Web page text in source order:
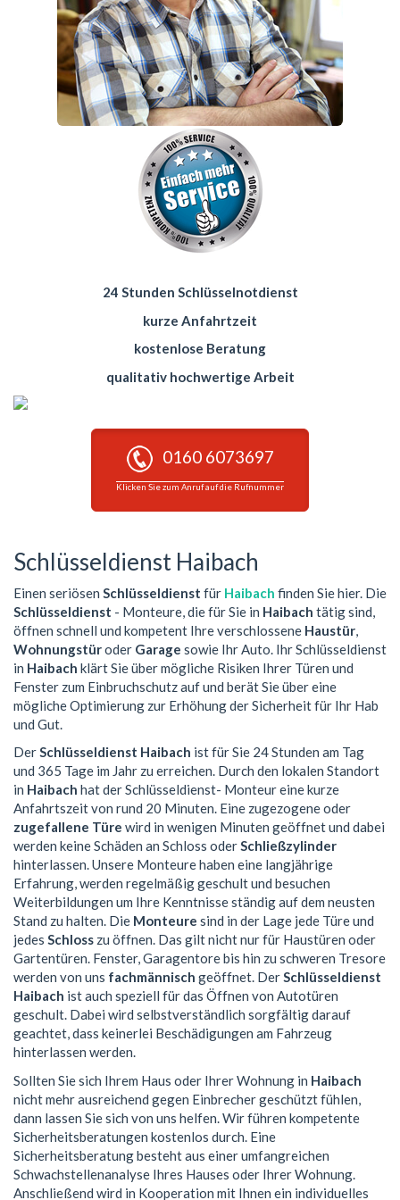
24 Stunden Schlüsselnotdienst
kurze Anfahrtzeit
kostenlose Beratung
qualitativ hochwertige Arbeit
0160 6073697
Klicken Sie zum Anruf auf die Rufnummer
Schlüsseldienst Haibach
Einen seriösen Schlüsseldienst für Haibach finden Sie hier. Die
Schlüsseldienst - Monteure, die für Sie in Haibach tätig sind,
öffnen schnell und kompetent Ihre verschlossene Haustür,
Wohnungstüroder Garage sowie Ihr Auto. Ihr Schlüsseldienst
in Haibach klärt Sie über mögliche Risiken Ihrer Türen und
Fenster zum Einbruchschutz auf und berät Sie über eine
mögliche Optimierung zur Erhöhung der Sicherheit für Ihr Hab
und Gut.
DerSchlüsseldienst Haibach ist für Sie 24 Stunden am Tag
und 365 Tage im Jahr zu erreichen. Durch den lokalen Standort
in Haibach hat der Schlüsseldienst- Monteur eine kurze
Anfahrtszeit von rund 20 Minuten. Eine zugezogene oder
zugefallene Türe wird in wenigen Minuten geöffnet und dabei
werden keine Schäden an Schloss oderSchließzylinder
hinterlassen. Unsere Monteure haben eine langjährige
Erfahrung, werden regelmäßig geschult und besuchen
Weiterbildungen um Ihre Kenntnisse ständig auf dem neusten
Stand zu halten. Die Monteure sind in der Lage jede Türe und
jedes Schloss zu öffnen. Das gilt nicht nur für Haustüren oder
Gartentüren. Fenster, Garagentore bis hin zu schweren Tresore
werden von uns fachmännisch geöffnet. DerSchlüsseldienst
Haibach ist auch speziell für das Öffnen von Autotüren
geschult. Dabei wird selbstverständlich sorgfältig darauf
geachtet, dass keinerlei Beschädigungen am Fahrzeug
hinterlassen werden.
Sollten Sie sich Ihrem Haus oder Ihrer Wohnung in Haibach
nicht mehr ausreichend gegen Einbrecher geschützt fühlen,
dann lassen Sie sich von uns helfen. Wir führen kompetente
Sicherheitsberatungen kostenlos durch. Eine
Sicherheitsberatung besteht aus einer umfangreichen
Schwachstellenanalyse Ihres Hauses oder Ihrer Wohnung.
Anschließend wird in Kooperation mit Ihnen ein individuelles